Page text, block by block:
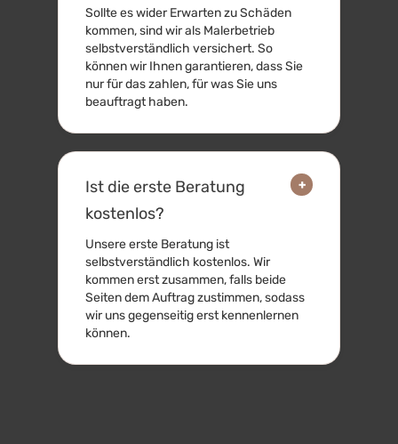
Sollte es wider Erwarten zu Schäden
kommen, sind wir als Malerbetrieb
selbstverständlich versichert. So
können wir Ihnen garantieren, dass Sie
nur für das zahlen, für was Sie uns
beauftragt haben.
Ist die erste Beratung
kostenlos?
+
Unsere erste Beratung ist
selbstverständlich kostenlos. Wir
kommen erst zusammen, falls beide
Seiten dem Auftrag zustimmen, sodass
wir uns gegenseitig erst kennenlernen
können.